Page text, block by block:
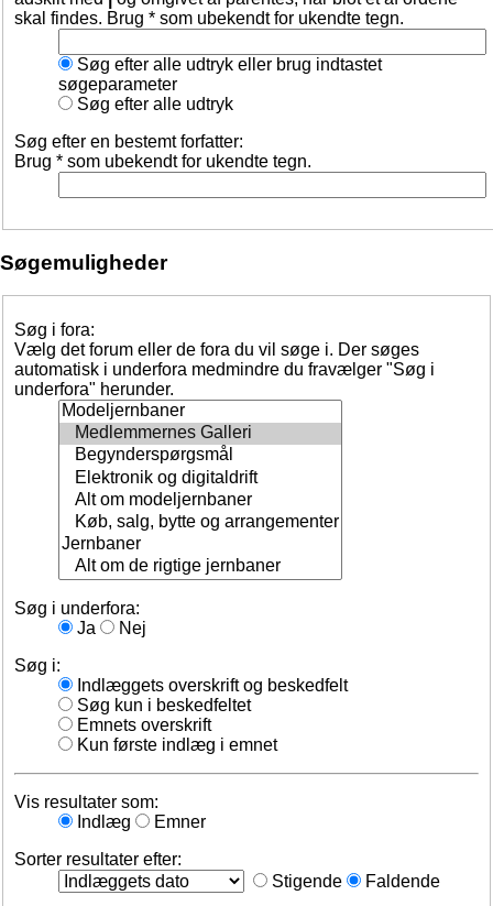
skal findes. Brug * som ubekendt for ukendte tegn.
Søg efter alle udtryk eller brug indtastet
søgeparameter
Søg efter alle udtryk
Søg efter en bestemt forfatter:
Brug * som ubekendt for ukendte tegn.
Søgemuligheder
Søg i fora:
Vælg det forum eller de fora du vil søge i. Der søges
automatisk i underfora medmindre du fravælger "Søg i
underfora" herunder.
Søg i underfora:
Ja
Nej
Søg i:
Indlæggets overskrift og beskedfelt
Søg kun i beskedfeltet
Emnets overskrift
Kun første indlæg i emnet
Vis resultater som:
Indlæg
Emner
Sorter resultater efter:
Stigende
Faldende